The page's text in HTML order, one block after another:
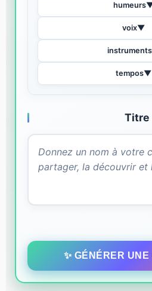
humeurs
voix▼
instruments
tempos▼
Titre
✨ GÉNÉRER UNE